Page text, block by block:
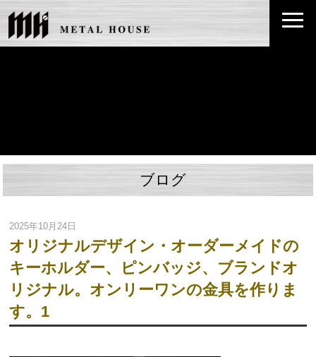
ブログ
2025年10月24日
オリジナルデザイン・オーダーメイドの
キーホルダー、ピンバッジ、ブランドオ
リジナル。オンリーワンの金具を作りま
す。1